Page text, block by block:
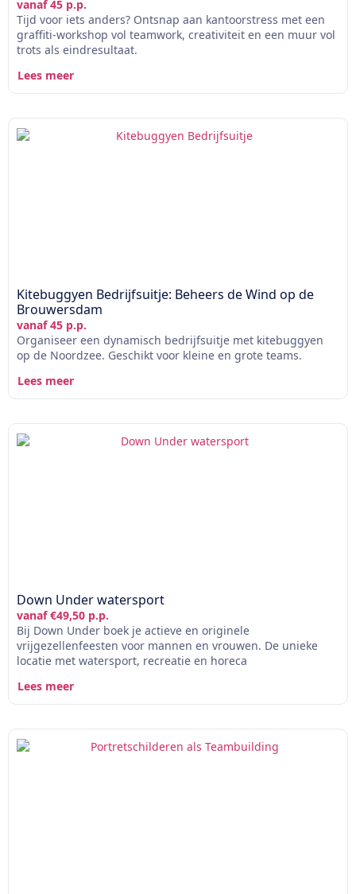
vanaf 45 p.p.
Tijd voor iets anders? Ontsnap aan kantoorstress met een
graffiti-workshop vol teamwork, creativiteit en een muur vol
trots als eindresultaat.
Lees meer
Kitebuggyen Bedrijfsuitje: Beheers de Wind op de
Brouwersdam
vanaf 45 p.p.
Organiseer een dynamisch bedrijfsuitje met kitebuggyen
op de Noordzee. Geschikt voor kleine en grote teams.
Lees meer
Down Under watersport
vanaf €49,50 p.p.
Bij Down Under boek je actieve en originele
vrijgezellenfeesten voor mannen en vrouwen. De unieke
locatie met watersport, recreatie en horeca
Lees meer